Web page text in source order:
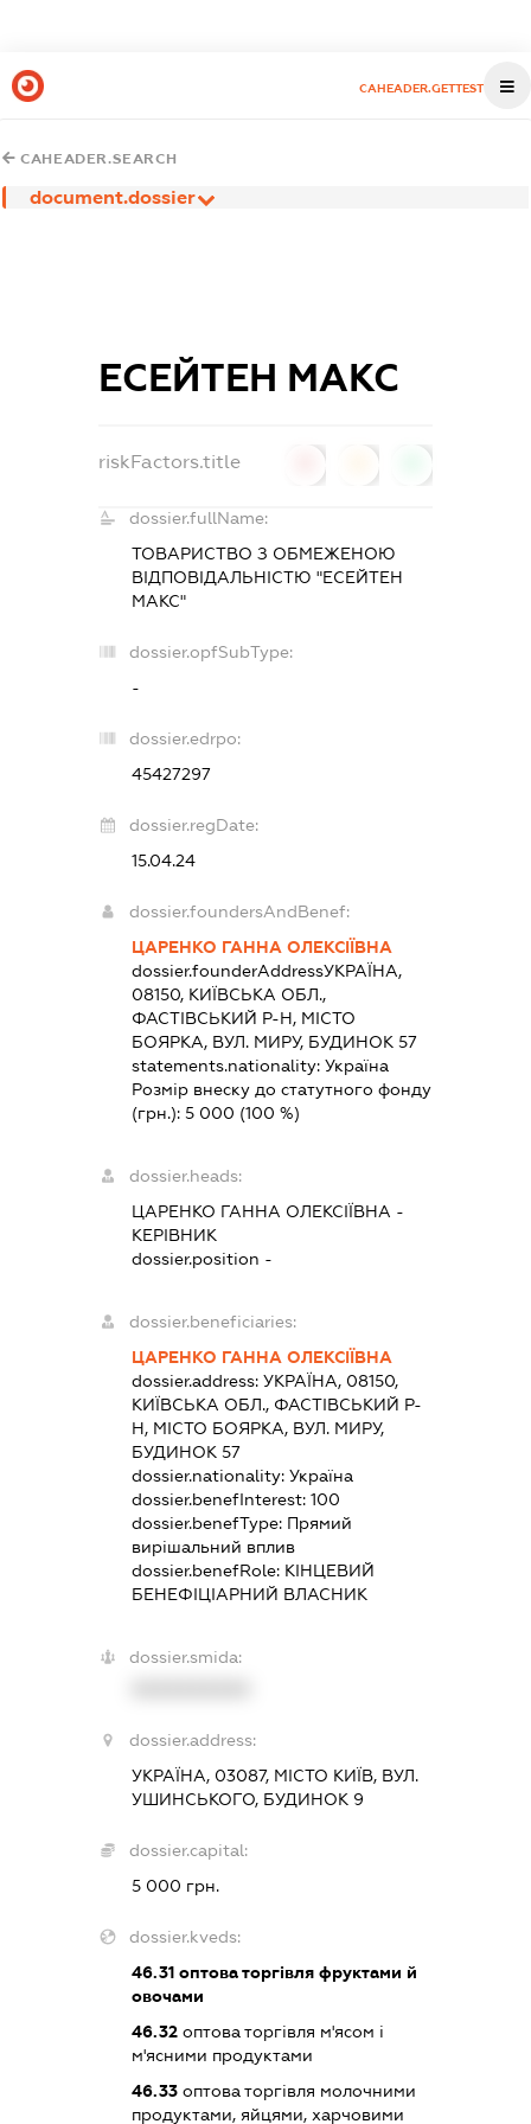
CAHEADER.GETTEST
CAHEADER.SEARCH
document.dossier
ЕСЕЙТЕН МАКС
riskFactors.title
dossier.fullName:
ТОВАРИСТВО З ОБМЕЖЕНОЮ
ВІДПОВІДАЛЬНІСТЮ "ЕСЕЙТЕН
МАКС"
dossier.opfSubType:
-
dossier.edrpo:
45427297
dossier.regDate:
15.04.24
dossier.foundersAndBenef:
ЦАРЕНКО ГАННА ОЛЕКСІЇВНА
dossier.founderAddressУКРАЇНА,
08150, КИЇВСЬКА ОБЛ.,
ФАСТІВСЬКИЙ Р-Н, МІСТО
БОЯРКА, ВУЛ. МИРУ, БУДИНОК 57
statements.nationality:Україна
Розмір внеску до статутного фонду
(грн.):5 000 (100 %)
dossier.heads:
ЦАРЕНКО ГАННА ОЛЕКСІЇВНА -
КЕРІВНИК
dossier.position -
dossier.beneficiaries:
ЦАРЕНКО ГАННА ОЛЕКСІЇВНА
dossier.address:УКРАЇНА, 08150,
КИЇВСЬКА ОБЛ., ФАСТІВСЬКИЙ Р-
Н, МІСТО БОЯРКА, ВУЛ. МИРУ,
БУДИНОК 57
dossier.nationality:Україна
dossier.benefInterest:100
dossier.benefType: Прямий
вирішальний вплив
dossier.benefRole: КІНЦЕВИЙ
БЕНЕФІЦІАРНИЙ ВЛАСНИК
dossier.smida:
dossier.address:
УКРАЇНА, 03087, МІСТО КИЇВ, ВУЛ.
УШИНСЬКОГО, БУДИНОК 9
dossier.capital:
5 000 грн.
dossier.kveds:
46.31 оптова торгівля фруктами й
овочами
46.32 оптова торгівля м'ясом і
м'ясними продуктами
46.33 оптова торгівля молочними
продуктами, яйцями, харчовими